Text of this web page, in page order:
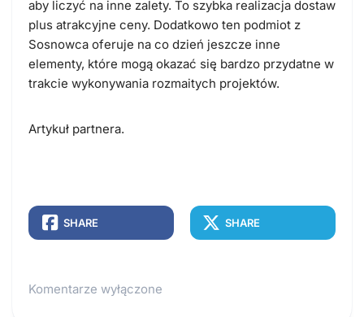
aby liczyć na inne zalety. To szybka realizacja dostaw
plus atrakcyjne ceny. Dodatkowo ten podmiot z
Sosnowca oferuje na co dzień jeszcze inne
elementy, które mogą okazać się bardzo przydatne w
trakcie wykonywania rozmaitych projektów.
Artykuł partnera.
SHARE SHARE
Komentarze wyłączone